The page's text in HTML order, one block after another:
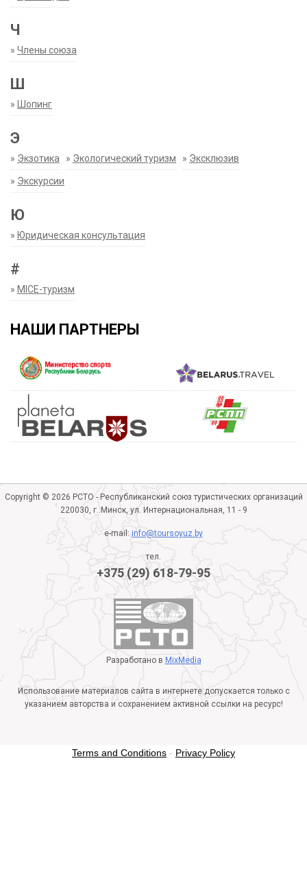
Ч
» Члены союза
Ш
» Шопинг
Э
» Экзотика » Экологический туризм » Эксклюзив
» Экскурсии
Ю
» Юридическая консультация
#
» MICE-туризм
НАШИ ПАРТНЕРЫ
Copyright © 2026 РСТО - Республиканский союз туристических организаций
220030, г. Минск, ул. Интернациональная, 11 - 9
e-mail:info@toursoyuz.by
тел.
+375 (29) 618-79-95
Разработано в MixMedia
Использование материалов сайта в интернете допускается только с
указанием авторства и сохранением активной ссылки на ресурс!
Terms and Conditions - Privacy Policy